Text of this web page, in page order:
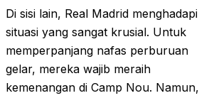
Di sisi lain, Real Madrid menghadapi
situasi yang sangat krusial. Untuk
memperpanjang nafas perburuan
gelar, mereka wajib meraih
kemenangan di Camp Nou. Namun,